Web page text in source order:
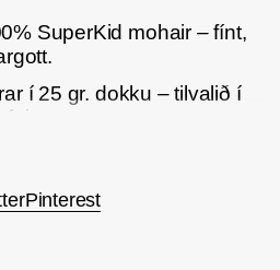
SuperKid mohair – fínt,
í 25 gr. dokku – tilvalið í
og umlykjandi áferð
einstaklega þægilegar.
með björtum og
Pinterest